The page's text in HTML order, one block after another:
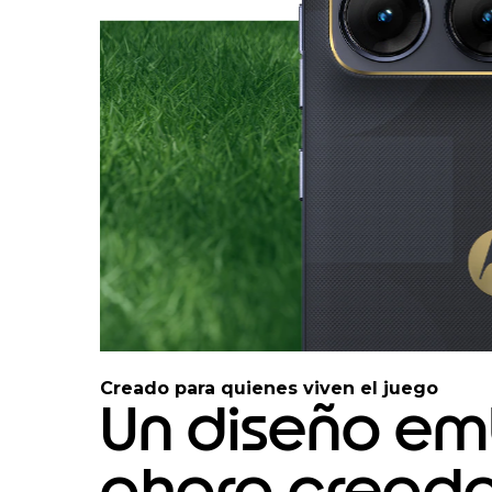
t
e
2
f
Creado para quienes viven el juego
Un diseño